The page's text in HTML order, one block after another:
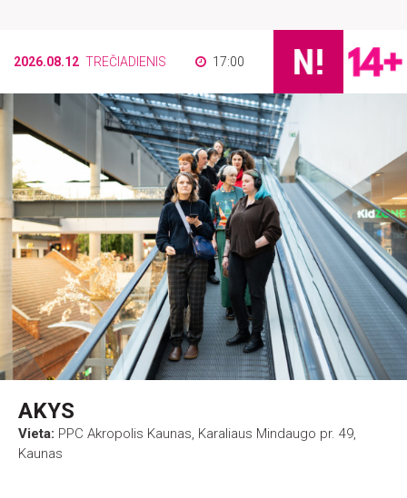
2026.08.12 TREČIADIENIS 17:00
AKYS
Vieta: PPC Akropolis Kaunas, Karaliaus Mindaugo pr. 49,
Kaunas